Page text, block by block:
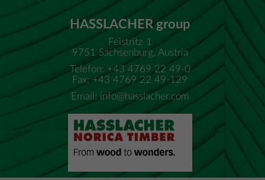
HASSLACHER group
Feistritz 1
9751 Sachsenburg, Austria
Telefon: +43 4769 22 49-0
Fax: +43 4769 22 49-129
Email: info@hasslacher.com